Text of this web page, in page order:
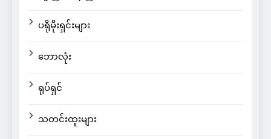
ပရိုမိုးရှင်းများ
ဘောလုံး
ရုပ်ရှင်
သတင်းထူးများ